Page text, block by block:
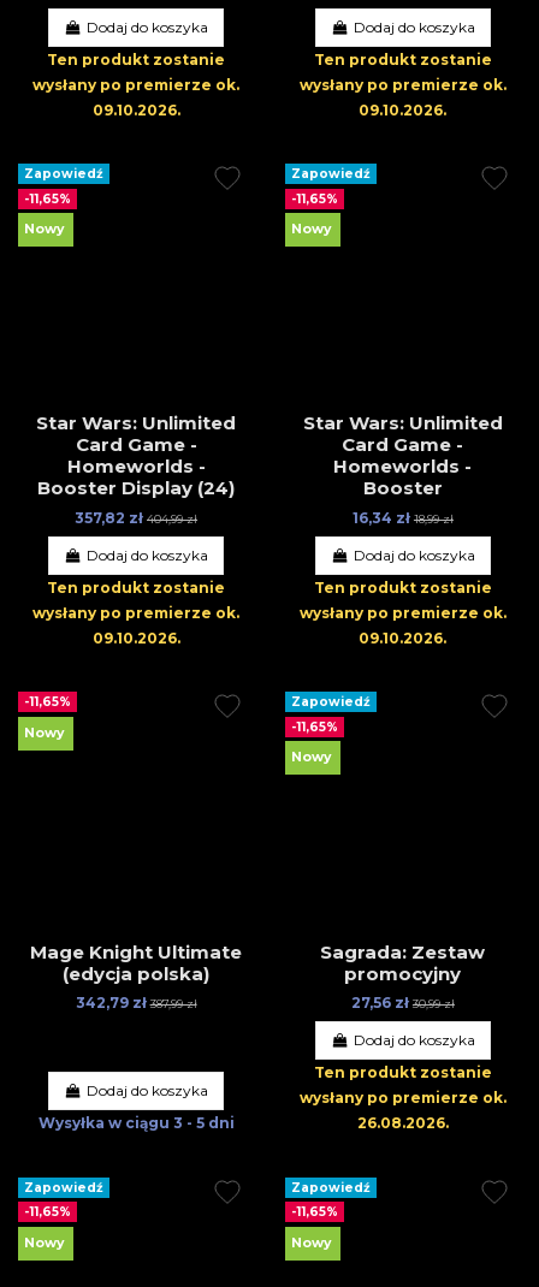
Dodaj do koszyka
Ten produkt zostanie
wysłany po premierze ok.
09.10.2026.
Dodaj do koszyka
Ten produkt zostanie
wysłany po premierze ok.
09.10.2026.
Zapowiedź
-11,65%
Nowy
Star Wars: Unlimited
Card Game -
Homeworlds -
Booster Display (24)
357,82 zł404,99 zł
Dodaj do koszyka
Ten produkt zostanie
wysłany po premierze ok.
09.10.2026.
Zapowiedź
-11,65%
Nowy
Star Wars: Unlimited
Card Game -
Homeworlds -
Booster
16,34 zł 18,99 zł
Dodaj do koszyka
Ten produkt zostanie
wysłany po premierze ok.
09.10.2026.
-11,65%
Nowy
Mage Knight Ultimate
(edycja polska)
342,79 zł387,99 zł
Dodaj do koszyka
Wysyłka w ciągu 3 - 5 dni
Zapowiedź
-11,65%
Nowy
Sagrada: Zestaw
promocyjny
27,56 zł 30,99 zł
Dodaj do koszyka
Ten produkt zostanie
wysłany po premierze ok.
26.08.2026.
Zapowiedź
-11,65%
Nowy
Zapowiedź
-11,65%
Nowy